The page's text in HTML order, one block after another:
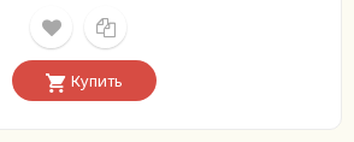
Купить